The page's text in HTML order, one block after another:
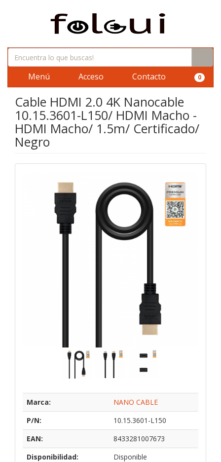
Menú Acceso Contacto 0
Cable HDMI 2.0 4K Nanocable
10.15.3601-L150/ HDMI Macho -
HDMI Macho/ 1.5m/ Certificado/
Negro
Marca:
NANO CABLE
P/N:
10.15.3601-L150
EAN:
8433281007673
Disponibilidad:
Disponible